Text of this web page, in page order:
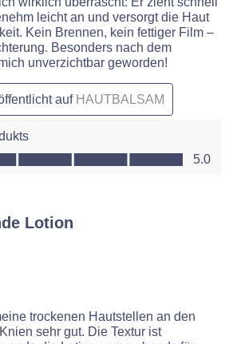
leicht an und versorgt die Haut
Kein Brennen, kein fettiger Film –
Besonders nach dem
unverzichtbar geworden!
auf HAUTBALSAM
5.0 von 5
5.0
Lotion
trockenen Hautstellen an den
sehr gut. Die Textur ist